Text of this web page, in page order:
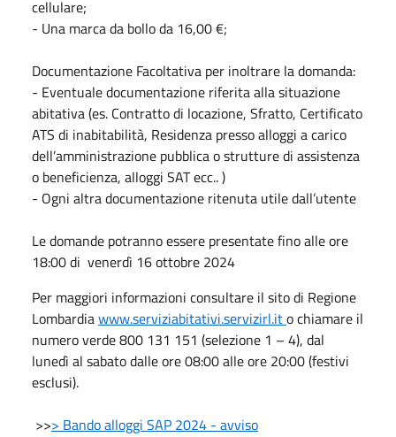
cellulare;
- Una marca da bollo da 16,00 €;
Documentazione Facoltativa per inoltrare la domanda:
- Eventuale documentazione riferita alla situazione
abitativa (es. Contratto di locazione, Sfratto, Certificato
ATS di inabitabilità, Residenza presso alloggi a carico
dell’amministrazione pubblica o strutture di assistenza
o beneficienza, alloggi SAT ecc.. )
- Ogni altra documentazione ritenuta utile dall’utente
Le domande potranno essere presentate fino alle ore
18:00 di venerdì 16 ottobre 2024
Per maggiori informazioni consultare il sito di Regione
Lombardiawww.serviziabitativi.servizirl.ito chiamare il
numero verde 800 131 151 (selezione 1 – 4), dal
lunedì al sabato dalle ore 08:00 alle ore 20:00 (festivi
esclusi).
>>> Bando alloggi SAP 2024 - avviso